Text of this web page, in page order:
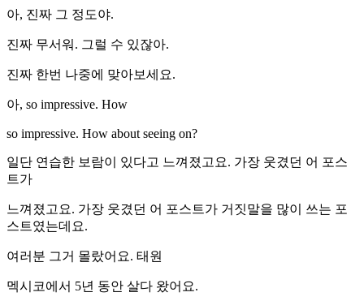
아, 진짜 그 정도야.
진짜 무서워. 그럴 수 있잖아.
진짜 한번 나중에 맞아보세요.
아, so impressive. How
so impressive. How about seeing on?
일단 연습한 보람이 있다고 느껴졌고요. 가장 웃겼던 어 포스
트가
느껴졌고요. 가장 웃겼던 어 포스트가 거짓말을 많이 쓰는 포
스트였는데요.
여러분 그거 몰랐어요. 태원
멕시코에서 5년 동안 살다 왔어요.